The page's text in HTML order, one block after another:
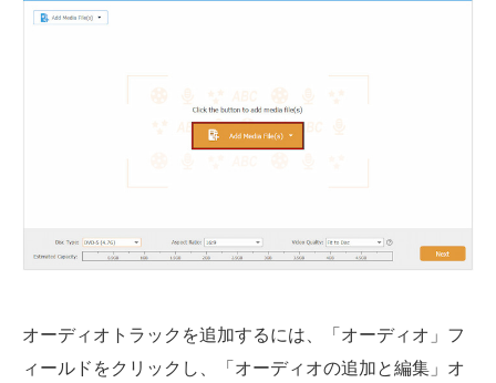
オーディオトラックを追加するには、「オーディオ」フ
ィールドをクリックし、「オーディオの追加と編集」オ